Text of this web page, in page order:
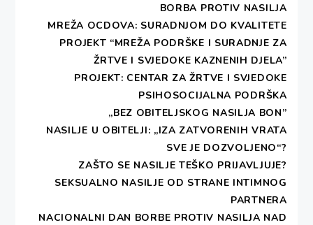
BORBA PROTIV NASILJA
MREŽA OCDOVA: SURADNJOM DO KVALITETE
PROJEKT “MREŽA PODRŠKE I SURADNJE ZA
ŽRTVE I SVJEDOKE KAZNENIH DJELA”
PROJEKT: CENTAR ZA ŽRTVE I SVJEDOKE
PSIHOSOCIJALNA PODRŠKA
„BEZ OBITELJSKOG NASILJA BON”
NASILJE U OBITELJI: „IZA ZATVORENIH VRATA
SVE JE DOZVOLJENO“?
ZAŠTO SE NASILJE TEŠKO PRIJAVLJUJE?
SEKSUALNO NASILJE OD STRANE INTIMNOG
PARTNERA
NACIONALNI DAN BORBE PROTIV NASILJA NAD